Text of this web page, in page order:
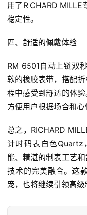
用了RICHARD MILLE
稳定性。
四、舒适的佩戴体验
RM 6501自动上链双
软的橡胶表带，搭配
程中感受到舒适的体验
方便用户根据场合和心
总之，RICHARD
计时码表白色Quartz
能、精湛的制表工艺
技术的完美融合。这
宠，也将继续引领高级